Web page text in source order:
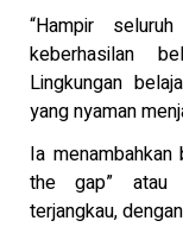
“Hampir
keberhasilan
Lingkungan
yang nyaman
Ia
the gap” atau
terjangkau,